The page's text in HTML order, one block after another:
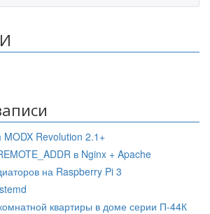
Revolution 2.1+
в Nginx + Apache
на Raspberry Pi 3
квартиры в доме серии П-44К